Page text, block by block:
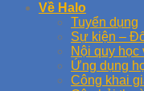
Về Halo
Tuyển dụng
Sự kiện –
Nội quy học
Ứng dụng
Công khai